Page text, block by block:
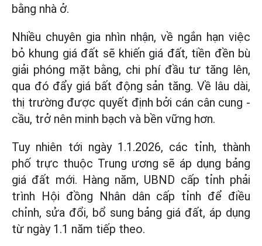
bằng nhà ở.
Nhiều chuyên gia nhìn nhận, về ngắn hạn việc
bỏ khung giá đất sẽ khiến giá đất, tiền đền bù
giải phóng mặt bằng, chi phí đầu tư tăng lên,
qua đó đẩy giá bất động sản tăng. Về lâu dài,
thị trường được quyết định bởi cán cân cung -
cầu, trở nên minh bạch và bền vững hơn.
Tuy nhiên tới ngày 1.1.2026, các tỉnh, thành
phố trực thuộc Trung ương sẽ áp dụng bảng
giá đất mới. Hàng năm, UBND cấp tỉnh phải
trình Hội đồng Nhân dân cấp tỉnh để điều
chỉnh, sửa đổi, bổ sung bảng giá đất, áp dụng
từ ngày 1.1 năm tiếp theo.